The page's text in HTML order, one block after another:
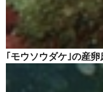
｢モウソウダケ｣の産